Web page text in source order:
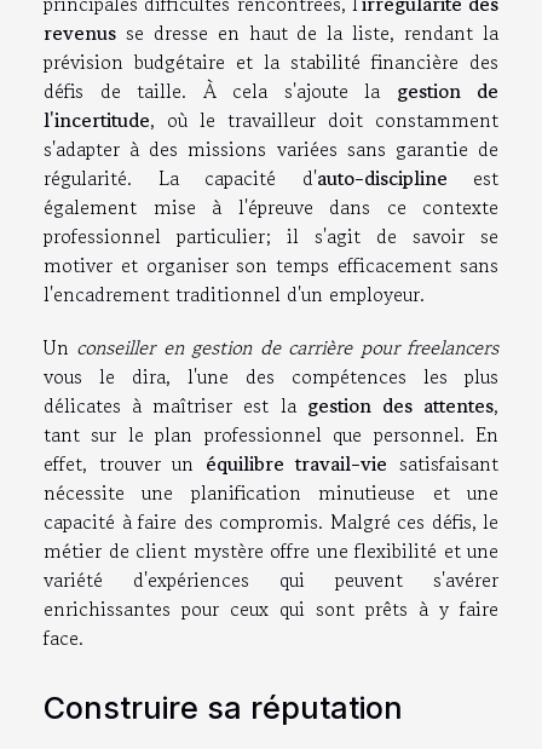
revenus se dresse en haut de la liste, rendant la
prévision budgétaire et la stabilité financière des
défis de taille. À cela s'ajoute la gestion de
l'incertitude, où le travailleur doit constamment
s'adapter à des missions variées sans garantie de
régularité. La capacité d'auto-discipline est
également mise à l'épreuve dans ce contexte
professionnel particulier; il s'agit de savoir se
motiver et organiser son temps efficacement sans
l'encadrement traditionnel d'un employeur.
Un conseiller en gestion de carrière pour freelancers
vous le dira, l'une des compétences les plus
délicates à maîtriser est la gestion des attentes,
tant sur le plan professionnel que personnel. En
effet, trouver un équilibre travail-vie satisfaisant
nécessite une planification minutieuse et une
capacité à faire des compromis. Malgré ces défis, le
métier de client mystère offre une flexibilité et une
variété d'expériences qui peuvent s'avérer
enrichissantes pour ceux qui sont prêts à y faire
face.
Construire sa réputation